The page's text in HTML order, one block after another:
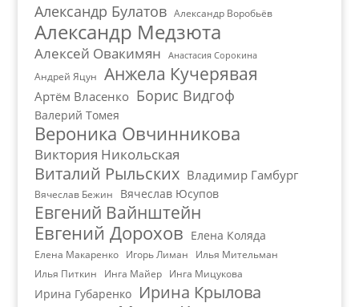
Александр Булатов Александр Воробьёв
Александр Медзюта
Алексей Овакимян Анастасия Сорокина
Андрей Яцун Анжела Кучерявая
Артём Власенко Борис Видгоф
Валерий Томея
Вероника Овчинникова
Виктория Никольская
Виталий Рыльских Владимир Гамбург
Вячеслав Бежин Вячеслав Юсупов
Евгений Вайнштейн
Евгений Дорохов Елена Коляда
Елена Макаренко Игорь Лиман
Илья Мительман
Илья Питкин
Инга Майер Инга Мицукова
Ирина Губаренко Ирина Крылова